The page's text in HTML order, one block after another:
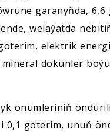
garanyňda,
welaýatda
elektrik
dökünler
önümleriniň
0,1 göterim, unuň